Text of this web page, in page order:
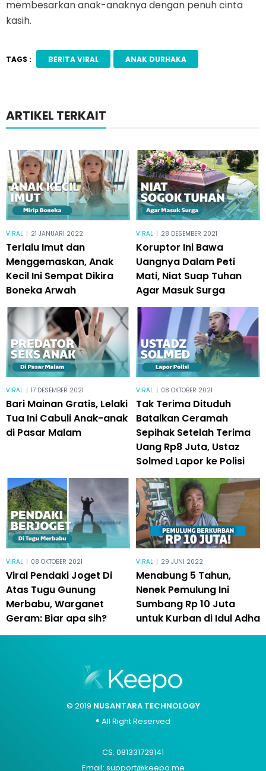
membesarkan anak-anaknya dengan penuh cinta
kasih.
TAGS : BERITA VIRAL ANAK DURHAKA
ARTIKEL TERKAIT
VIRAL | 21 JANUARI 2022
Terlalu Imut dan
Menggemaskan, Anak
Kecil Ini Sempat Dikira
Boneka Arwah
VIRAL | 28 DESEMBER 2021
Koruptor Ini Bawa
Uangnya Dalam Peti
Mati, Niat Suap Tuhan
Agar Masuk Surga
VIRAL | 17 DESEMBER 2021
Bari Mainan Gratis, Lelaki
Tua Ini Cabuli Anak-anak
di Pasar Malam
VIRAL | 08 OKTOBER 2021
Tak Terima Dituduh
Batalkan Ceramah
Sepihak Setelah Terima
Uang Rp8 Juta, Ustaz
Solmed Lapor ke Polisi
VIRAL | 08 OKTOBER 2021
Viral Pendaki Joget Di
Atas Tugu Gunung
Merbabu, Warganet
Geram: Biar apa sih?
VIRAL | 29 JUNI 2022
Menabung 5 Tahun,
Nenek Pemulung Ini
Sumbang Rp 10 Juta
untuk Kurban di Idul Adha
© 2019 NUSANTARA TECHNOLOGY
® All Right Reserved
CS: 081331729141
Email: support@keepo.me